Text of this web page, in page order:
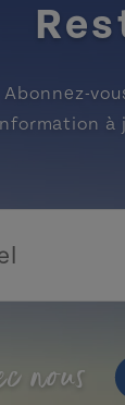
Abonnez-
à
nous